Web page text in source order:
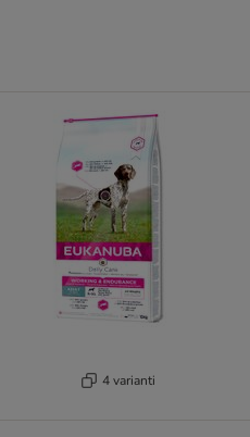
4 varianti